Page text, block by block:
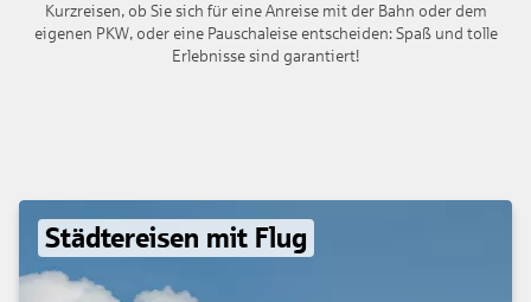
Kurzreisen, ob Sie sich für eine Anreise mit der Bahn oder dem
eigenen PKW, oder eine Pauschaleise entscheiden: Spaß und tolle
Erlebnisse sind garantiert!
Städtereisen mit Flug